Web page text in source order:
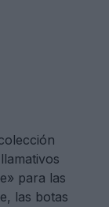
para las
las botas